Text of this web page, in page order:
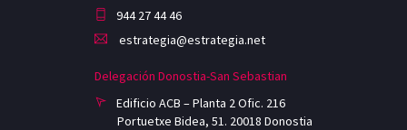
944 27 44 46
estrategia@estrategia.net
Delegación Donostia-San Sebastian
Edificio ACB – Planta 2 Ofic. 216
Portuetxe Bidea, 51. 20018 Donostia